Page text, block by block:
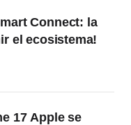
Connect: la
el ecosistema!
17 Apple se